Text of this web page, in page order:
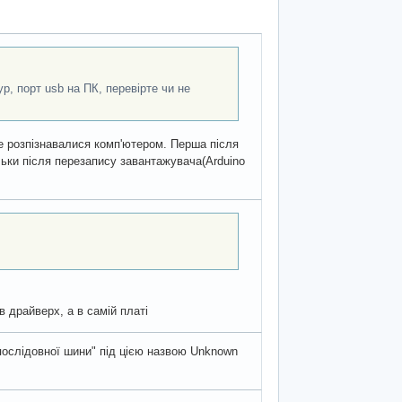
порт usb на ПК, перевірте чи не
комп'ютером. Перша після
після перезапису завантажувача(Arduino
а в самій платі
шини" під цією назвою Unknown